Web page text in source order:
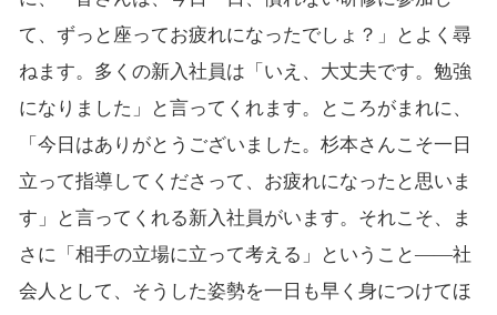
て、ずっと座ってお疲れになったでしょ？」とよく尋
ねます。多くの新入社員は「いえ、大丈夫です。勉強
になりました」と言ってくれます。ところがまれに、
「今日はありがとうございました。杉本さんこそ一日
立って指導してくださって、お疲れになったと思いま
す」と言ってくれる新入社員がいます。それこそ、ま
さに「相手の立場に立って考える」ということ――社
会人として、そうした姿勢を一日も早く身につけてほ